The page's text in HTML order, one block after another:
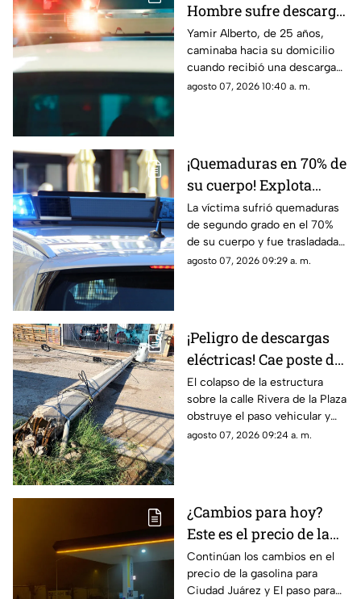
Hombre sufre descarga
eléctrica por pisar
cable expuesto en
banqueta de Ciudad
Juárez
Yamir Alberto, de 25 años,
caminaba hacia su domicilio
cuando recibió una descarga
eléctrica; fue trasladado de
agosto 07, 2026 10:40 a. m.
¡Quemaduras en 70% de
su cuerpo! Explota
tanque de gas en
Parajes del Sur y deja a
una persona grave
La víctima sufrió quemaduras
de segundo grado en el 70%
de su cuerpo y fue trasladada
de urgencia al Hospital General
agosto 07, 2026 09:29 a. m.
¡Peligro de descargas
eléctricas! Cae poste de
concreto tras
TORMENTAS y bloquea
calles en Ciudad Juárez
El colapso de la estructura
sobre la calle Rivera de la Plaza
obstruye el paso vehicular y
mantiene en alerta a los
agosto 07, 2026 09:24 a. m.
¿Cambios para hoy?
Este es el precio de la
gasolina para Ciudad
Juárez y El Paso
Continúan los cambios en el
precio de la gasolina para
Ciudad Juárez y El paso para